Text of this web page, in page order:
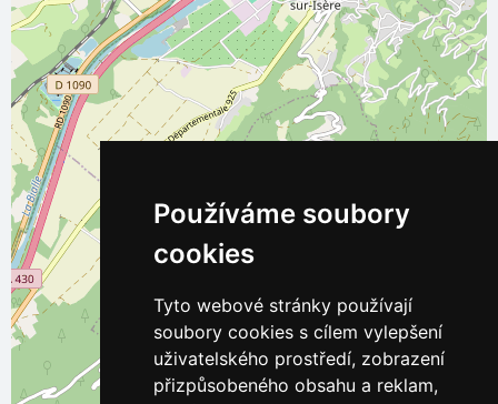
Používáme soubory
cookies
Tyto webové stránky používají
soubory cookies s cílem vylepšení
uživatelského prostředí, zobrazení
přizpůsobeného obsahu a reklam,